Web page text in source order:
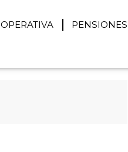
OPERATIVA PENSIONES